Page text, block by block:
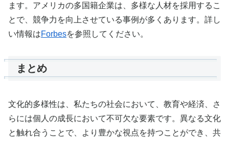
ます。アメリカの多国籍企業は、多様な人材を採用するこ
とで、競争力を向上させている事例が多くあります。詳し
い情報はForbesを参照してください。
まとめ
文化的多様性は、私たちの社会において、教育や経済、さ
らには個人の成長において不可欠な要素です。異なる文化
と触れ合うことで、より豊かな視点を持つことができ、共